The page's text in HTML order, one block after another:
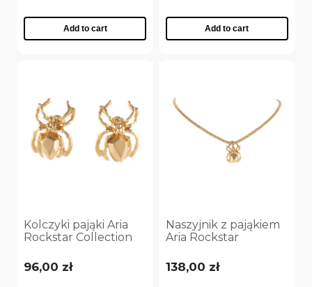
Add to cart Add to cart
Kolczyki pająki Aria
Rockstar Collection
96,00 zł
Naszyjnik z pająkiem
Aria Rockstar
(C25/NUT/07AU)
138,00 zł